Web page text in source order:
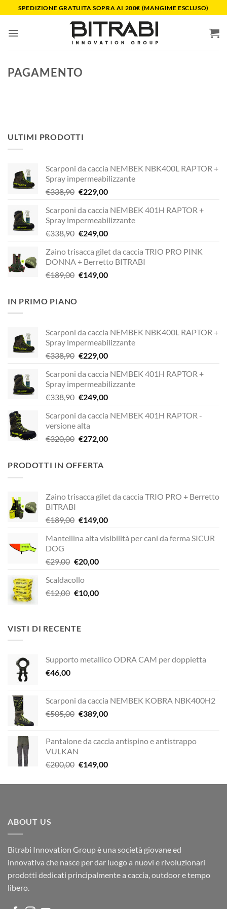
ai
contenuti
SPEDIZIONE GRATUITA SOPRA AI 200€ (MANGIME ESCLUSO)
PAGAMENTO
ULTIMI PRODOTTI
Scarponi da caccia NEMBEK NBK400L RAPTOR +
Spray impermeabilizzante
€338,90 Il
originale
era:
€338,90.
€229,00Il
attuale
è:
€229,00.
Scarponi da caccia NEMBEK 401H RAPTOR +
Spray impermeabilizzante
€338,90 Il
originale
era:
€338,90.
€249,00Il
attuale
è:
€249,00.
Zaino trisacca gilet da caccia TRIO PRO PINK
DONNA + Berretto BITRABI
€189,00 Il
€149,00Il
IN PRIMO PIANO
Scarponi da caccia NEMBEK NBK400L RAPTOR +
Spray impermeabilizzante
€338,90 Il
originale
era:
€338,90.
€229,00Il
attuale
è:
€229,00.
Scarponi da caccia NEMBEK 401H RAPTOR +
Spray impermeabilizzante
€338,90 Il
originale
era:
€338,90.
€249,00Il
attuale
€249,00.
Scarponi da caccia NEMBEK 401H RAPTOR -
versione alta
€320,00 Il
era:
€272,00Il
PRODOTTI IN OFFERTA
Zaino trisacca gilet da caccia TRIO PRO + Berretto
BITRABI
€189,00 Il
originale
€189,00.
€149,00Il
attuale
Mantellina alta visibilità per cani da ferma SICUR
DOG
€29,00 Il
originale
era:
€20,00Il
è:
Scaldacollo
€12,00 Il
era:
€12,00.
€10,00Il
VISTI DI RECENTE
Supporto metallico ODRA CAM per doppietta
€46,00
Scarponi da caccia NEMBEK KOBRA NBK400H2
€505,00 Il
era:
€505,00.
€389,00Il
è:
Pantalone da caccia antispino e antistrappo
VULKAN
€200,00 Il
originale
€149,00Il
attuale
ABOUT US
Bitrabi Innovation Group è una società giovane ed
innovativa che nasce per dar luogo a nuovi e rivoluzionari
prodotti dedicati principalmente a caccia, outdoor e tempo
libero.